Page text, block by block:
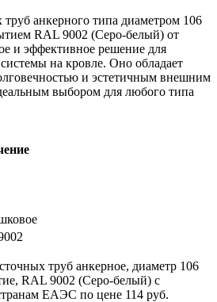
анкерного типа диаметром 106
RAL 9002 (Серо-белый) от
и эффективное решение для
на кровле. Оно обладает
и эстетичным внешним
выбором для любого типа
труб анкерное, диаметр 106
RAL 9002 (Серо-белый) с
ЕАЭС по цене 114 руб.